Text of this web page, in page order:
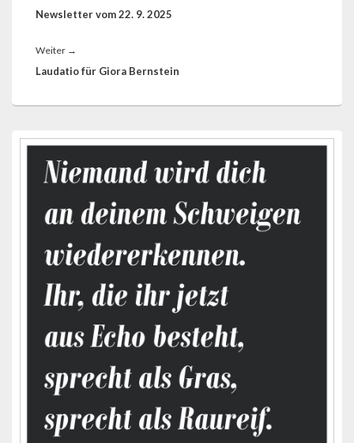
Beitrag:
Newsletter vom 22. 9. 2025
Weiter →
Beitrag:
Laudatio für Giora Bernstein
Primärer
Widgetbereich